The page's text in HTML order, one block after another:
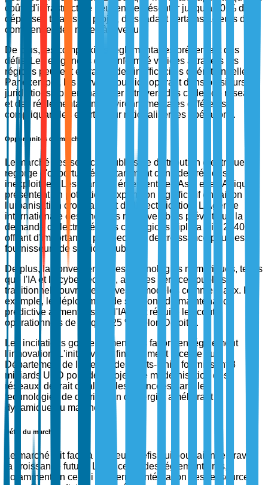
coûts d'infrastructure peuvent représenter jusqu'à 70 % des
dépenses totales du projet, dissuadant certains acteurs de
commencer des mises à niveau.
De plus, les complexités réglementaires présentent des
défis. Les exigences de conformité variées à travers les
régions peuvent entraîner des inefficacités opérationnelles.
Par exemple, les services publics opérant dans plusieurs
juridictions doivent naviguer à travers des codes de réseau
et des réglementations environnementales différents,
compliquant les efforts pour rationaliser les opérations.
Opportunités du marché
Le marché des services publics de distribution électrique
regorge d'opportunités, notamment dans des régions
inexploitées. Les marchés émergents en Asie et en Afrique
présentent un potentiel d'expansion significatif en raison de
l'urbanisation croissante et de l'électrification. L'Agence
internationale des énergies renouvelables prévoit que la
demande d'électricité dans ces régions triplera d'ici 2040,
offrant d'importantes perspectives de croissance pour les
fournisseurs de services publics.
De plus, la convergence des technologies numériques, telles
que l'IA et la cybersécurité, avec les services publics
traditionnels ouvre de nouveaux modèles commerciaux. Par
exemple, le déploiement de solutions de maintenance
prédictive alimentées par l'IA peut réduire les coûts
opérationnels de jusqu'à 25 %, selon Deloitte.
Les incitations gouvernementales favorisent également
l'innovation. L'initiative de financement récente du
Département de l'énergie des États-Unis, fournissant 3
milliards USD pour des projets de modernisation des
réseaux, devrait catalyser les avancées dans les
technologies de distribution d'énergie, améliorant la
dynamique du marché.
Défis du marché
Le marché fait face à plusieurs défis qui pourraient entraver
la croissance future. Les incertitudes réglementaires,
notamment en ce qui concerne l'intégration des ressources